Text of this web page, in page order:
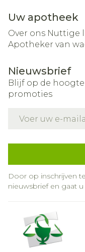
Uw apotheek
Over ons Nuttige
Apotheker van
Nieuwsbrief
Blijf op de
promoties
Door op inschrijven
nieuwsbrief en gaat